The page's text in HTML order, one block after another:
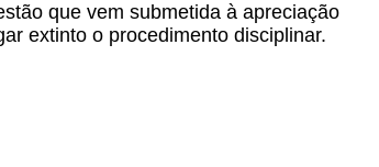
que vem submetida à apreciação
extinto o procedimento disciplinar.